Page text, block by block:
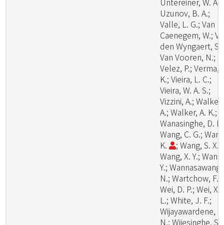
Uzunov, B. A.;
Valle, L. G.; Van
Caenegem, W.;
den Wyngaert, S.;
Van Vooren, N.;
Velez, P.; Verma,
K.; Vieira, L. C.;
Vieira, W. A. S.;
Vizzini, A.; Walker,
A.; Walker, A. K.;
Wanasinghe, D.
Wang, C. G.;
K.
; Wang, S. X.;
Wang, X. Y.; Wang,
Y.; Wannasawang,
N.; Wartchow, F.;
Wei, D. P.; Wei, X.
L.; White, J. F.;
Wijayawardene,
N.; Wijesinghe, S.